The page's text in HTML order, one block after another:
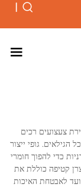
|
צעצועים רכים
הגילאים. גופי ייצור
כדי להפוך חומרי
קטיפה כוללת את
לאבטחת האיכות